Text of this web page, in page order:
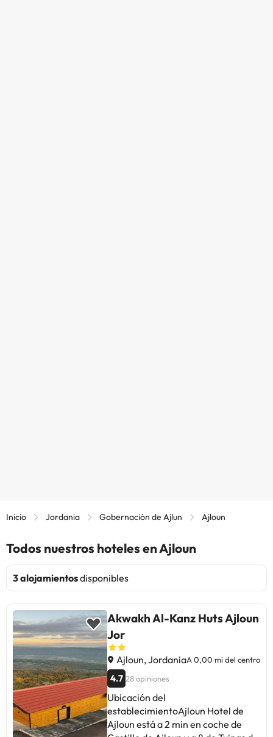
Inicio Jordania Gobernación de Ajlun Ajloun
Todos nuestros hoteles en Ajloun
3 alojamientosdisponibles
Akwakh Al-Kanz Huts Ajloun
Jor
Ajloun, JordaniaA 0,00 mi del centro
4.7 28 opiniones
Ubicación del
establecimientoAjloun Hotel de
Ajloun está a 2 min en coche de